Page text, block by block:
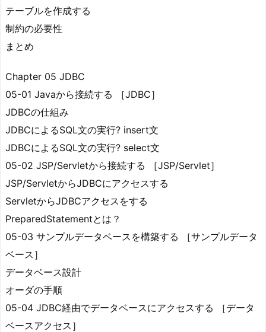
テーブルを作成する
制約の必要性
まとめ
Chapter 05 JDBC
05-01 Javaから接続する ［JDBC］
JDBCの仕組み
JDBCによるSQL文の実行? insert文
JDBCによるSQL文の実行? select文
05-02 JSP/Servletから接続する ［JSP/Servlet］
JSP/ServletからJDBCにアクセスする
ServletからJDBCアクセスをする
PreparedStatementとは？
05-03 サンプルデータベースを構築する ［サンプルデータ
ベース］
データベース設計
オーダの手順
05-04 JDBC経由でデータベースにアクセスする ［データ
ベースアクセス］